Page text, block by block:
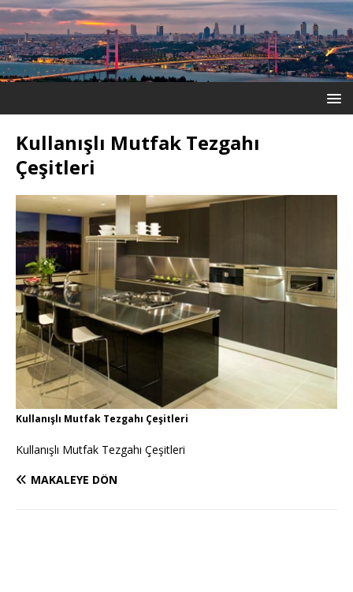
Kullanışlı Mutfak Tezgahı
Çeşitleri
Kullanışlı Mutfak Tezgahı Çeşitleri
Kullanışlı Mutfak Tezgahı Çeşitleri
MAKALEYE DÖN